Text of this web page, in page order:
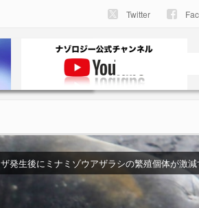
Twitter
発生後にミナミゾウアザラシの繁殖個体が激